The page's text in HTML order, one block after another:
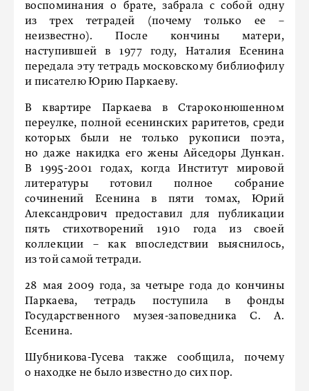
воспоминания о брате, забрала с собой одну
из трех тетрадей (почему только ее –
неизвестно). После кончины матери,
наступившей в 1977 году, Наталия Есенина
передала эту тетрадь московскому библиофилу
и писателю Юрию Паркаеву.
В квартире Паркаева в Староконюшенном
переулке, полной есенинских раритетов, среди
которых были не только рукописи поэта,
но даже накидка его жены Айседоры Дункан.
В 1995-2001 годах, когда Институт мировой
литературы готовил полное собрание
сочинений Есенина в пяти томах, Юрий
Александрович предоставил для публикации
пять стихотворений 1910 года из своей
коллекции – как впоследствии выяснилось,
из той самой тетради.
28 мая 2009 года, за четыре года до кончины
Паркаева, тетрадь поступила в фонды
Государственного музея-заповедника С. А.
Есенина.
Шубникова-Гусева также сообщила, почему
о находке не было известно до сих пор.